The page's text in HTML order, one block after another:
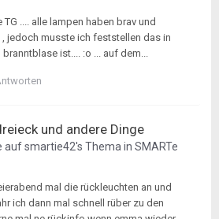
.... alle lampen haben brav und
jedoch musste ich feststellen das in
ist.... :o ... auf dem...
und andere Dinge
aufsmartie42's Thema in SMARTe
mal die rückleuchten an und
ich dann mal schnell rüber zu den